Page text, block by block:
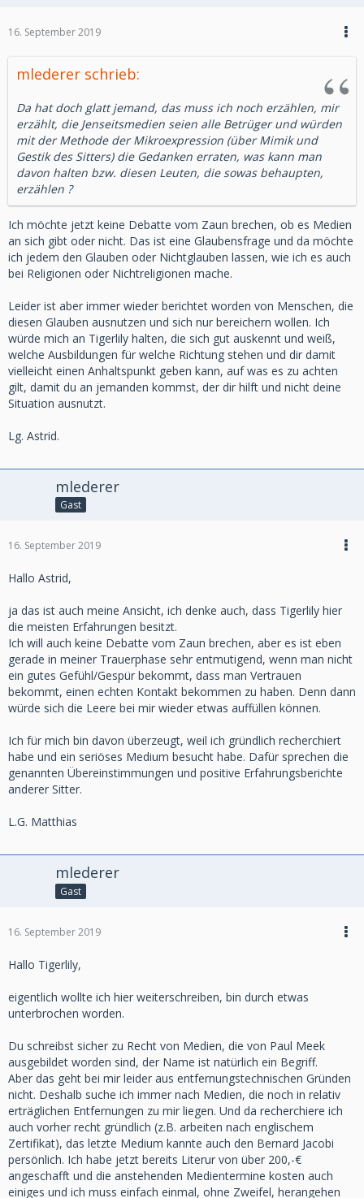
16. September 2019
mlederer schrieb:
Da hat doch glatt jemand, das muss ich noch erzählen, mir
erzählt, die Jenseitsmedien seien alle Betrüger und würden
mit der Methode der Mikroexpression (über Mimik und
Gestik des Sitters) die Gedanken erraten, was kann man
davon halten bzw. diesen Leuten, die sowas behaupten,
erzählen ?
Ich möchte jetzt keine Debatte vom Zaun brechen, ob es Medien
an sich gibt oder nicht. Das ist eine Glaubensfrage und da möchte
ich jedem den Glauben oder Nichtglauben lassen, wie ich es auch
bei Religionen oder Nichtreligionen mache.
Leider ist aber immer wieder berichtet worden von Menschen, die
diesen Glauben ausnutzen und sich nur bereichern wollen. Ich
würde mich an Tigerlily halten, die sich gut auskennt und weiß,
welche Ausbildungen für welche Richtung stehen und dir damit
vielleicht einen Anhaltspunkt geben kann, auf was es zu achten
gilt, damit du an jemanden kommst, der dir hilft und nicht deine
Situation ausnutzt.
Lg. Astrid.
mlederer
Gast
16. September 2019
Hallo Astrid,
ja das ist auch meine Ansicht, ich denke auch, dass Tigerlily hier
die meisten Erfahrungen besitzt.
Ich will auch keine Debatte vom Zaun brechen, aber es ist eben
gerade in meiner Trauerphase sehr entmutigend, wenn man nicht
ein gutes Gefühl/Gespür bekommt, dass man Vertrauen
bekommt, einen echten Kontakt bekommen zu haben. Denn dann
würde sich die Leere bei mir wieder etwas auffüllen können.
Ich für mich bin davon überzeugt, weil ich gründlich recherchiert
habe und ein seriöses Medium besucht habe. Dafür sprechen die
genannten Übereinstimmungen und positive Erfahrungsberichte
anderer Sitter.
L.G. Matthias
mlederer
Gast
16. September 2019
Hallo Tigerlily,
eigentlich wollte ich hier weiterschreiben, bin durch etwas
unterbrochen worden.
Du schreibst sicher zu Recht von Medien, die von Paul Meek
ausgebildet worden sind, der Name ist natürlich ein Begriff.
Aber das geht bei mir leider aus entfernungstechnischen Gründen
nicht. Deshalb suche ich immer nach Medien, die noch in relativ
erträglichen Entfernungen zu mir liegen. Und da recherchiere ich
auch vorher recht gründlich (z.B. arbeiten nach englischem
Zertifikat), das letzte Medium kannte auch den Bernard Jacobi
persönlich. Ich habe jetzt bereits Literur von über 200,-€
angeschafft und die anstehenden Medientermine kosten auch
einiges und ich muss einfach einmal, ohne Zweifel, herangehen